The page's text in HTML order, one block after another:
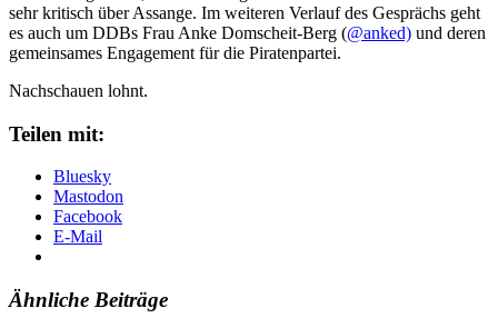
sehr kritisch über Assange. Im weiteren Verlauf des Gesprächs geht
es auch um DDBs Frau Anke Domscheit-Berg (@anked) und deren
gemeinsames Engagement für die Piratenpartei.
Nachschauen lohnt.
Teilen mit:
Bluesky
Mastodon
Facebook
E-Mail
Ähnliche Beiträge